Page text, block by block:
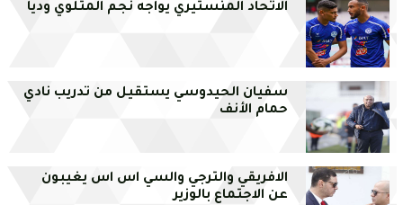
الاتحاد المنستيري يواجه نجم المتلوي وديا
سفيان الحيدوسي يستقيل من تدريب نادي
حمام الأنف
الافريقي والترجي والسي اس اس يغيبون
عن الاجتماع بالوزير